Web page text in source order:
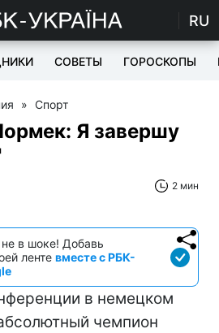
RU
СОВЕТЫ ГОРОСКОПЫ
» Спорт
Я завершу
2 мин
в шоке! Добавь
ленте вместе с РБК-
в немецком
чемпион